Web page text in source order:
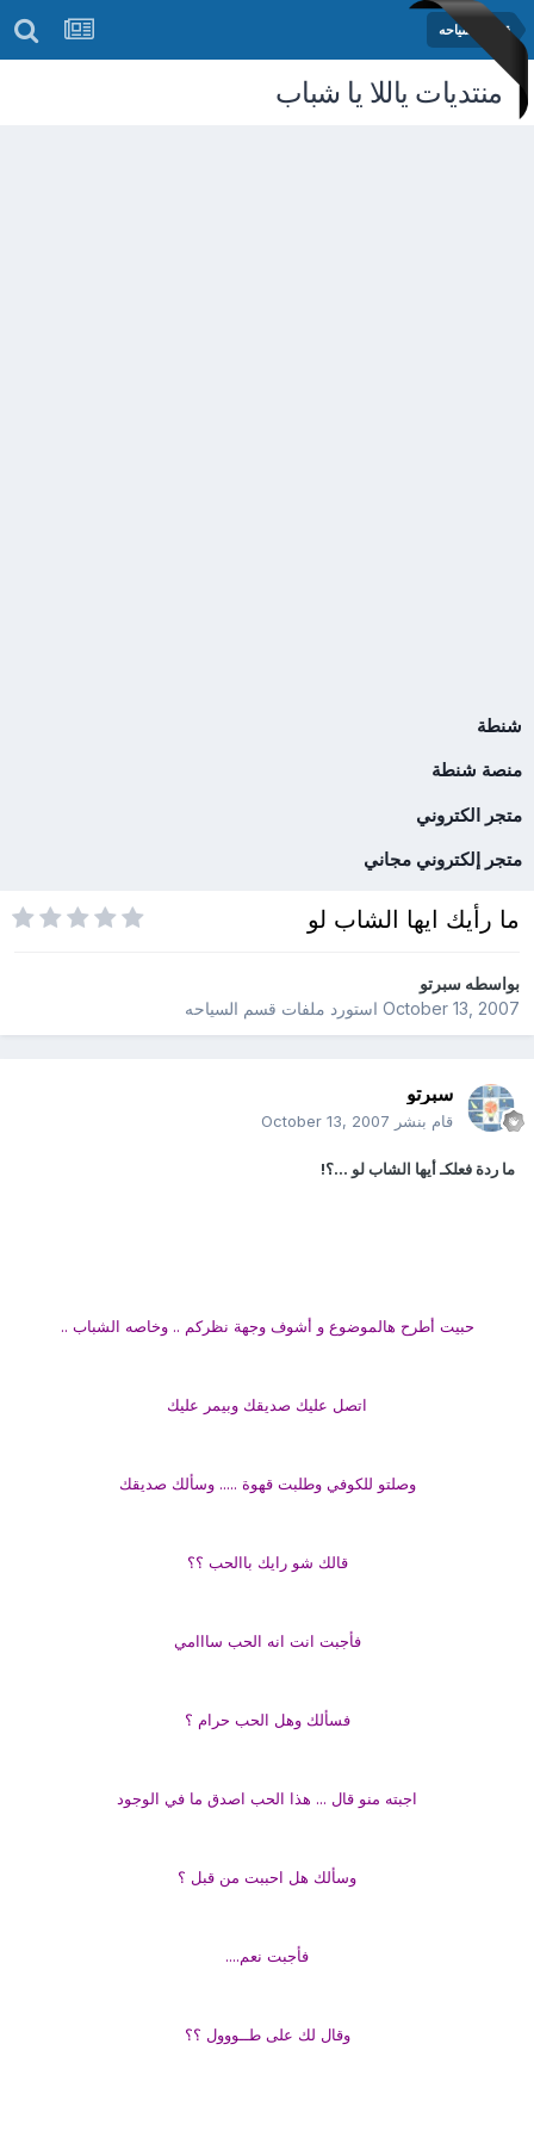
قسم السياحه
منتديات ياللا يا شباب
شنطة
منصة شنطة
متجر الكتروني
متجر إلكتروني مجاني
ما رأيك ايها الشاب لو
بواسطهسبرتو
October 13, 2007استورد ملفات قسم السياحه
سبرتو
قام بنشر October 13, 2007
ما ردة فعلكـ أيها الشاب لو ...؟!
حبيت أطرح هالموضوع و أشوف وجهة نظركم .. وخاصه الشباب ..
اتصل عليك صديقك وبيمر عليك
وصلتو للكوفي وطلبت قهوة ..... وسألك صديقك
قالك شو رايك باالحب ؟؟
فأجبت انت انه الحب سااامي
فسألك وهل الحب حرام ؟
اجبته منو قال ... هذا الحب اصدق ما في الوجود
وسألك هل احببت من قبل ؟
فأجبت نعم....
وقال لك على طــووول ؟؟